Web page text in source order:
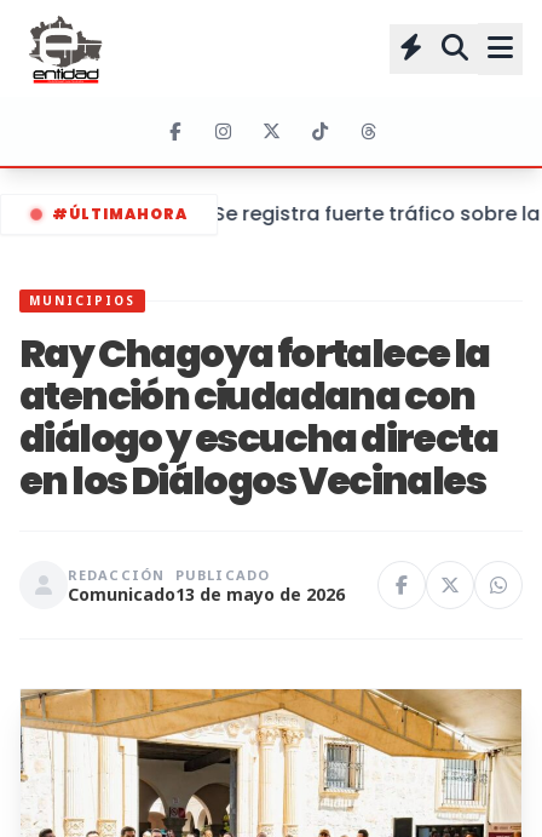
#ÚLTIMAHORA Se registra fuerte tráfico sobre la
MUNICIPIOS
Ray Chagoya fortalece la
atención ciudadana con
diálogo y escucha directa
en los Diálogos Vecinales
REDACCIÓN
Comunicado
PUBLICADO
13 de mayo de 2026